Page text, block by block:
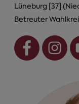
Lüneburg [37]
Betreuter